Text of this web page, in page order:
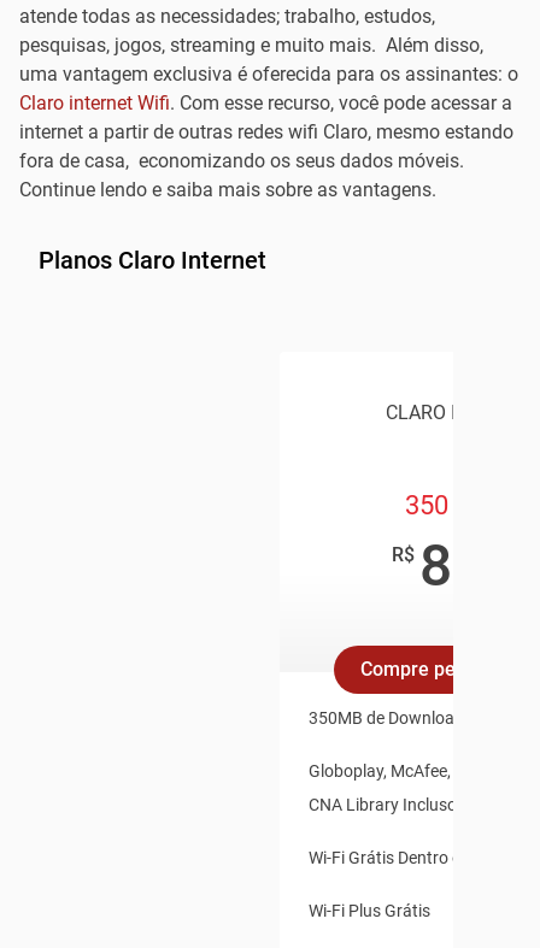
atende todas as necessidades; trabalho, estudos,
pesquisas, jogos, streaming e muito mais. Além disso,
uma vantagem exclusiva é oferecida para os assinantes: o
Claro internet Wifi. Com esse recurso, você pode acessar a
internet a partir de outras redes wifi Claro, mesmo estando
fora de casa, economizando os seus dados móveis.
Continue lendo e saiba mais sobre as vantagens.
Planos Claro Internet
CLARO INTERNET
350 Mega
R$ 89
Compre pelo
350MB de Download e 35MB
Globoplay, McAfee, Claro
CNA Library Inclusos
Wi-Fi Grátis Dentro e Fora de
Wi-Fi Plus Grátis